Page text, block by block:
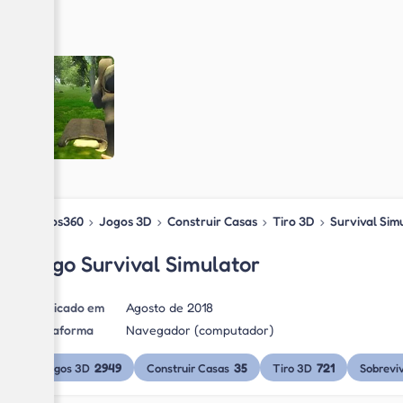
Jogos360 › Jogos 3D › Construir Casas › Tiro 3D › Survival
Jogo Survival Simulator
Publicado em
Agosto de 2018
Plataforma
Navegador (computador)
Jogos 3D 2949 Construir Casas 35 Tiro 3D 721